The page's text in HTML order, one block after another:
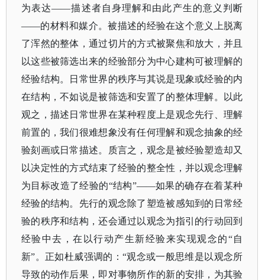
为表达——描述者自身理解和由此产生的意义判断
——的材料和媒介。被描述的经验在这个意义上脱离
了浑然的整体，通过切片的方式被聚焦和放大，并且
以这些被筛选出来的经验部分为中心建构可被理解的
经验结构。日常世界的秩序与其说是现象或经验的内
在结构，不如说是被筛选和安置了的整体理解。以此
观之，描述日常世界在某种程度上是观念先行、理解
前置的，我们很难想象没有任何理解和观念抽象的经
验刻画或日常描述。质言之，观念是被经验塑造却又
以决定性的方式结束了经验的整全性，并以观念理解
为目标改造了经验的“结构”——如果的确存在着某种
经验的结构。先行的观念除了塑造被感知到的日常经
验的秩序和结构，还会通过以观念为指引的行动回到
经验中去，在以行动产生新经验来实现观念的“自
新”。正如杜威强调的：“观念或一般思维是以观念所
导致的动作后果，即对事物所作的新的安排，为其验